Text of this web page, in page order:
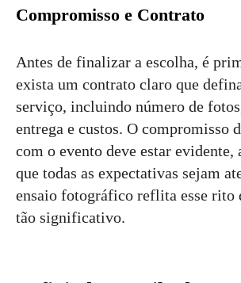
Compromisso e Contrato
Antes de finalizar a escolha, é
exista um contrato claro que
serviço, incluindo número de
entrega e custos. O compromisso
com o evento deve estar evidente,
que todas as expectativas sejam
ensaio fotográfico reflita esse rito
tão significativo.